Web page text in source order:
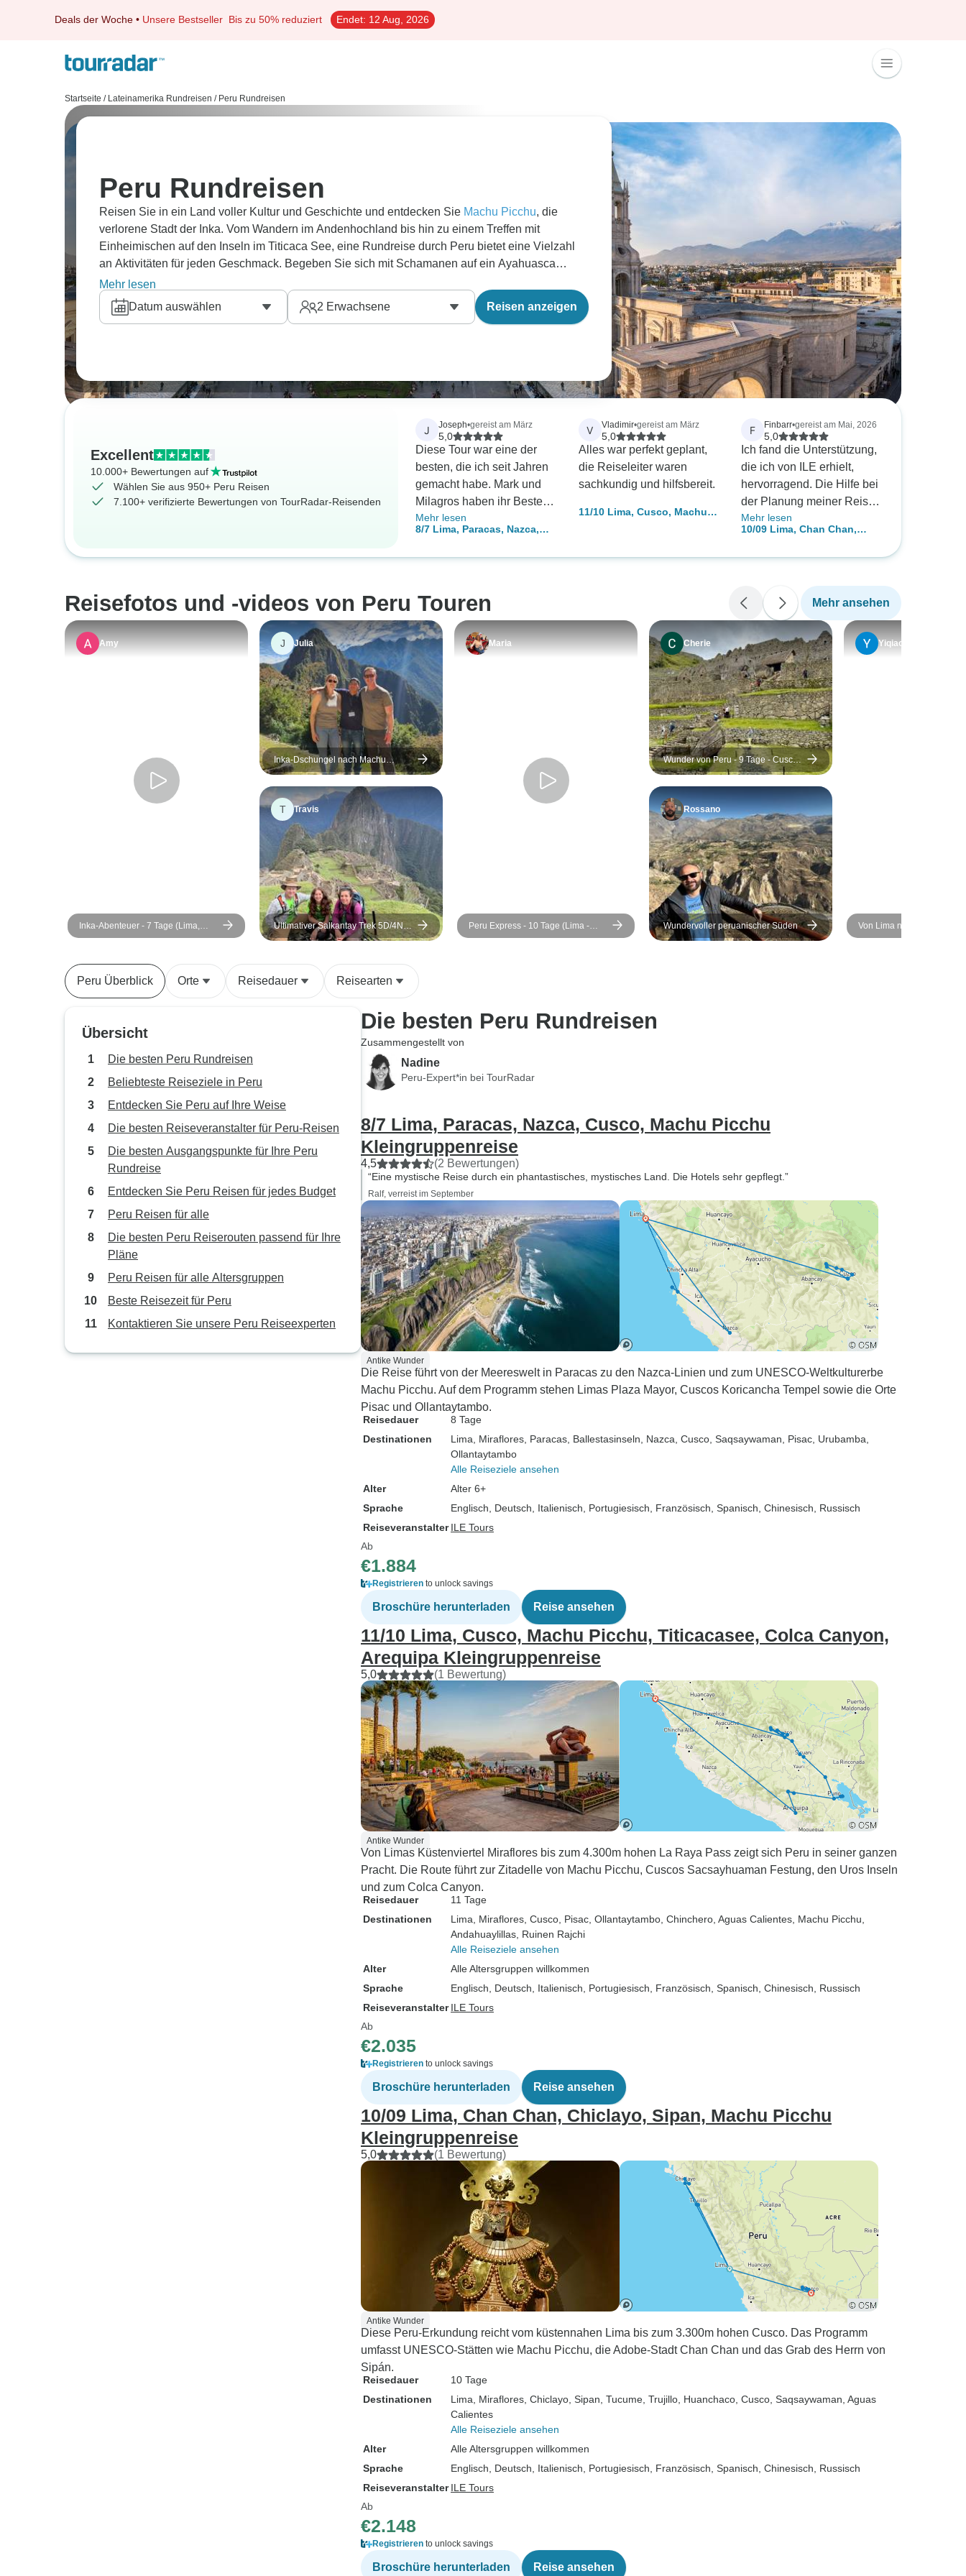
Deals der Woche • Unsere Bestseller Bis zu 50% reduziert Endet: 12 Aug, 2026
Startseite / Lateinamerika Rundreisen / Peru Rundreisen
Peru Rundreisen
Reisen Sie in ein Land voller Kultur und Geschichte und entdecken Sie Machu Picchu, die
verlorene Stadt der Inka. Vom Wandern im Andenhochland bis hin zu einem Treffen mit
Einheimischen auf den Inseln im Titicaca See, eine Rundreise durch Peru bietet eine Vielzahl
an Aktivitäten für jeden Geschmack. Begeben Sie sich mit Schamanen auf ein Ayahuasca
Abenteuer im
Mountain in Vinicunca oder verbinden Sie Ihre Peru Rundreise mit einem Abstecher nach
Ecuador, auf die
, für das perfekte Südamerika Abenteuer.
Mehr lesen
Datum auswählen
2 Erwachsene Reisen anzeigen
Excellent
10.000+ Bewertungen auf
Wählen Sie aus 950+ Peru Reisen
7.100+ verifizierte Bewertungen von TourRadar-Reisenden
J Joseph•gereist am März
5,0
Diese Tour war eine der
besten, die ich seit Jahren
gemacht habe. Mark und
Milagros haben ihr Bestes
gegeben, damit wir uns
wohl und sicher fühlen.
Mehr lesen
8/7 Lima, Paracas, Nazca,
Kleingruppenreise
V Vladimir•gereist am März
5,0
Alles war perfekt geplant,
die Reiseleiter waren
sachkundig und hilfsbereit.
11/10 Lima, Cusco, Machu
Kleingruppenreise
F Finbarr•gereist am Mai, 2026
5,0
Ich fand die Unterstützung,
die ich von ILE erhielt,
hervorragend. Die Hilfe bei
der Planung meiner Reise,
die Beantwortung von
Fragen, die Beratung, die
hervorragend. Das Niveau
der Kommunikation war
das Beste von allem - von
früh morgens bis spät
abends. Ich hatte das
Gefühl, dass ich ILE (Mark)
kontaktieren konnte und
eine schnelle Antwort
bekam - und das vor,
während und nach meiner
Reise.
Mehr lesen
10/09 Lima, Chan Chan,
Picchu Kleingruppenreise
Reisefotos und -videos von Peru Touren Mehr ansehen
Amy
Inka-Abenteuer - 7 Tage (Lima,
Paracas, Ica, Cusco, Machu Picchu
Inlandsflügen
J Julia
Inka-Dschungel nach Machu
Picchu - 3 Tage
T Travis
Ultimativer Salkantay Trek 5D/4N
mit Glaskabinen, Glaskuppeln &
Maria
Peru Express - 10 Tage (Lima -
Cusco - Machu Picchu &amp;
Cherie
Wunder von Peru - 9 Tage - Cusco
&amp; Puno
Rossano
Wundervoller peruanischer Süden
Yiqiao
Von Lima nach La Paz –
Sandboarden &
Peru Überblick Orte Reisedauer Reisearten
Übersicht
Die besten Peru Rundreisen
Beliebteste Reiseziele in Peru
Entdecken Sie Peru auf Ihre Weise
Die besten Reiseveranstalter für Peru-Reisen
Die besten Ausgangspunkte für Ihre Peru
Rundreise
Entdecken Sie Peru Reisen für jedes Budget
Peru Reisen für alle
Die besten Peru Reiserouten passend für Ihre
Pläne
Peru Reisen für alle Altersgruppen
Beste Reisezeit für Peru
Kontaktieren Sie unsere Peru Reiseexperten
Die besten Peru Rundreisen
Zusammengestellt von
Nadine
Peru-Expert*in bei TourRadar
8/7 Lima, Paracas, Nazca, Cusco, Machu Picchu
Kleingruppenreise
4,5 (2 Bewertungen)
“Eine mystische Reise durch ein phantastisches, mystisches Land. Die Hotels sehr gepflegt.”
Ralf, verreist im September
Antike Wunder
Die Reise führt von der Meereswelt in Paracas zu den Nazca-Linien und zum UNESCO-Weltkulturerbe
Machu Picchu. Auf dem Programm stehen Limas Plaza Mayor, Cuscos Koricancha Tempel sowie die Orte
Pisac und Ollantaytambo.
Reisedauer
8 Tage
Destinationen
Lima , Miraflores , Paracas , Ballestasinseln , Nazca , Cusco , Saqsaywaman , Pisac , Urubamba
Ollantaytambo
Alle Reiseziele ansehen
Alter
Alter 6+
Sprache
Englisch, Deutsch, Italienisch, Portugiesisch, Französisch, Spanisch, Chinesisch, Russisch
Reiseveranstalter ILE Tours
Ab
€1.884
Registrieren to unlock savings
Broschüre herunterladen Reise ansehen
11/10 Lima, Cusco, Machu Picchu, Titicacasee, Colca Canyon,
Arequipa Kleingruppenreise
5,0 (1 Bewertung)
Antike Wunder
Von Limas Küstenviertel Miraflores bis zum 4.300m hohen La Raya Pass zeigt sich Peru in seiner ganzen
Pracht. Die Route führt zur Zitadelle von Machu Picchu, Cuscos Sacsayhuaman Festung, den Uros Inseln
und zum Colca Canyon.
Reisedauer
11 Tage
Destinationen
Lima , Miraflores , Cusco , Pisac , Ollantaytambo , Chinchero , Aguas Calientes , Machu Picchu
Andahuaylillas , Ruinen Rajchi
Alle Reiseziele ansehen
Alter
Alle Altersgruppen willkommen
Sprache
Englisch, Deutsch, Italienisch, Portugiesisch, Französisch, Spanisch, Chinesisch, Russisch
Reiseveranstalter ILE Tours
Ab
€2.035
Registrieren to unlock savings
Broschüre herunterladen Reise ansehen
10/09 Lima, Chan Chan, Chiclayo, Sipan, Machu Picchu
Kleingruppenreise
5,0 (1 Bewertung)
Antike Wunder
Diese Peru-Erkundung reicht vom küstennahen Lima bis zum 3.300m hohen Cusco. Das Programm
umfasst UNESCO-Stätten wie Machu Picchu, die Adobe-Stadt Chan Chan und das Grab des Herrn von
Sipán.
Reisedauer
10 Tage
Destinationen
Lima , Miraflores , Chiclayo , Sipan , Tucume , Trujillo , Huanchaco , Cusco , Saqsaywaman , Aguas
Calientes
Alle Reiseziele ansehen
Alter
Alle Altersgruppen willkommen
Sprache
Englisch, Deutsch, Italienisch, Portugiesisch, Französisch, Spanisch, Chinesisch, Russisch
Reiseveranstalter ILE Tours
Ab
€2.148
Registrieren to unlock savings
Broschüre herunterladen Reise ansehen